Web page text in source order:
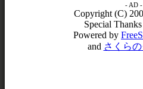
- AD -
Copyright (C)
Special
Powered by
and さくら